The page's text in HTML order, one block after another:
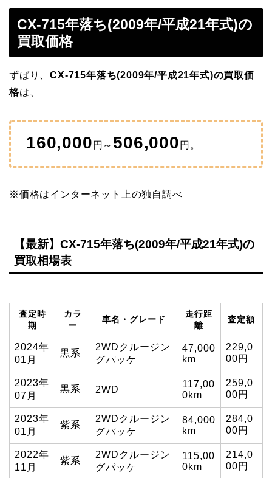
CX-715年落ち(2009年/平成21年式)の
買取価格
ずばり、CX-715年落ち(2009年/平成21年式)の買取価
格は、
160,000 円～ 506,000 円。
※価格はインターネット上の独自調べ
【最新】CX-715年落ち(2009年/平成21年式)の
買取相場表
査定時
期
カラ
ー
車名・グレード
走行距
離
査定額
2024年
01月
黒系
2WDクルージン
グパッケ
47,000
km
229,0
00円
2023年
07月
黒系 2WD
117,00
0km
259,0
00円
2023年
01月
紫系
2WDクルージン
グパッケ
84,000
km
284,0
00円
2022年
11月
紫系
2WDクルージン
グパッケ
115,00
0km
214,0
00円